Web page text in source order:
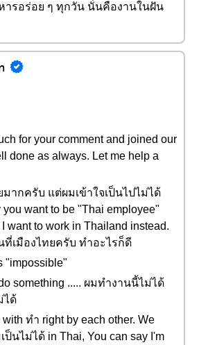
ารอร่อย ๆ ทุกวัน นั่นคืองานในฝัน
for your comment and joined our
done as always. Let me help a
ากครับ แต่ผมเข้าใจเป็นไปไม่ได้
want to be "Thai employee"
want to work in Thailand instead.
ที่เมืองไทยครับ ทำอะไรก็ดี
"impossible"
something ..... ผมทำงานนี้ไม่ได้
ได้
ทำ right by each other. We
ป็นไม่ได้ in Thai, You can say I'm